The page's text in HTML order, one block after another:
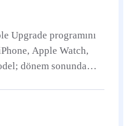
Upgrade programını
Apple Watch,
dönem sonunda